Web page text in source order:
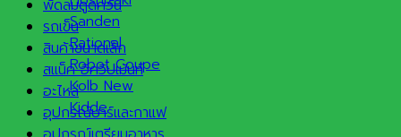
Sanden
Rational
Robot Coupe
Kolb
Kidde
พัดลมดูดควัน
รถเข็น
สินค้าขนาดเล็ก
สแน็ค อีควิปเม้นท์
อะไหล่
อุปกรณ์บาร์และกาแฟ